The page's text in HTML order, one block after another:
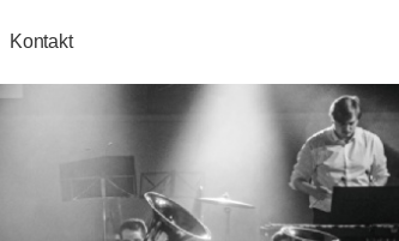
Kontakt